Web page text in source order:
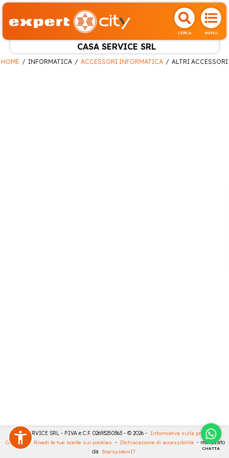
CERCA MENU
CASA SERVICE SRL
CHATTA
HOME INFORMATICA ACCESSORI INFORMATICA ALTRI ACCESSORI
CASA SERVICE SRL - P.IVA e C.F. 02693250363 - © 2026 - Informativa sulla privacy -
Cookies
- Rivedi le tue scelte sui cookies - Dichiarazione di accessibilità - realizzato
da StarsystemIT